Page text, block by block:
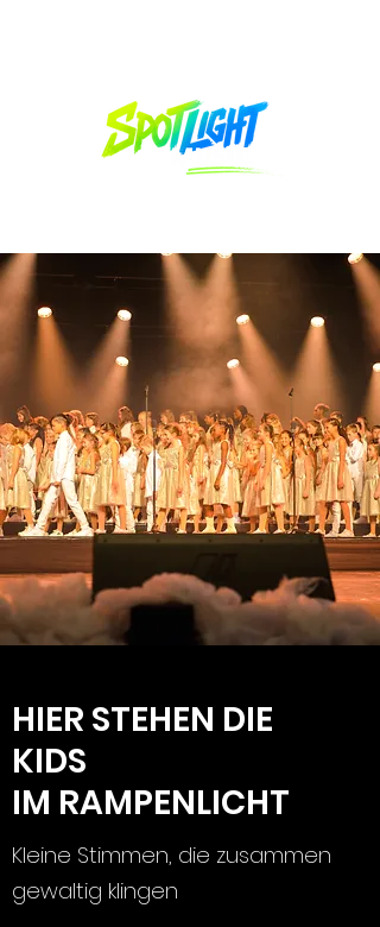
HIER STEHEN DIE
KIDS
IM RAMPENLICHT
Kleine Stimmen, die zusammen
gewaltig klingen